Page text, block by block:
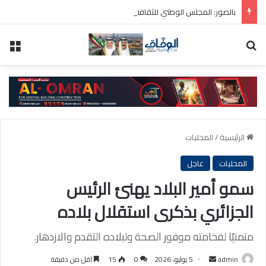
الرئيسية/المحليات
المحليات
عاجل
سمو أمير البلاد يهنئ الرئيس
الجزائري بذكرى استقلال بلاده
متمنيًا لفخامته موفور الصحة ولبلاده التقدم والازدهار.
admin أرسل 5 يوليو، 2026 0
15 اقل من دقيقة